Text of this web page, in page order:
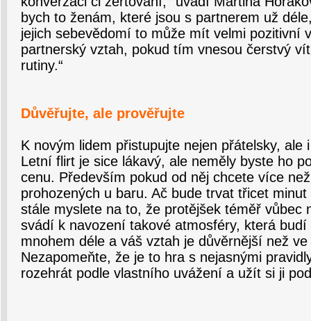
bych to ženám, které jsou s partnerem už
jejich sebevědomí to může mít velmi pozitivní
partnerský vztah, pokud tím vnesou čerstvý
rutiny.“
Důvěřujte, ale prověřujte
K novým lidem přistupujte nejen přátelsky, ale
Letní flirt je sice lákavý, ale neměly byste ho
cenu. Především pokud od něj chcete více
prohozených u baru. Ač bude trvat třicet
stále myslete na to, že protějšek téměř vůbec
svádí k navození takové atmosféry, která
mnohem déle a váš vztah je důvěrnější než
Nezapomeňte, že je to hra s nejasnými
rozehrát podle vlastního uvážení a užít si ji